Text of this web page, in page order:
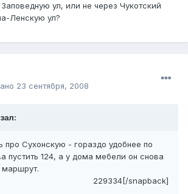
ул, или не через Чукотский
Ленскую ул?
23 сентября, 2008
про Сухонскую - гораздо удобнее по
пустить 124, а у дома мебели он снова
маршрут.
229334[/snapback]